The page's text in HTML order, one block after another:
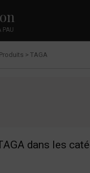
PAU
Produits > TAGA
dans les